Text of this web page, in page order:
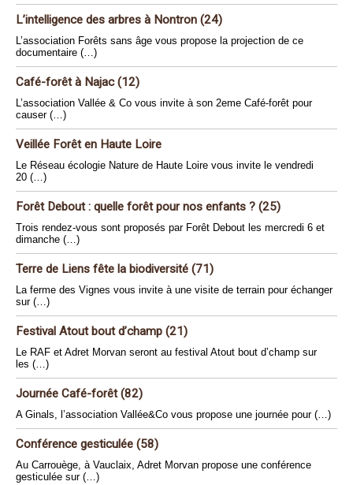
L’intelligence des arbres à Nontron (24)
L’association Forêts sans âge vous propose la projection de ce
documentaire (…)
Café-forêt à Najac (12)
L’association Vallée & Co vous invite à son 2eme Café-forêt pour
causer (…)
Veillée Forêt en Haute Loire
Le Réseau écologie Nature de Haute Loire vous invite le vendredi
20 (…)
Forêt Debout : quelle forêt pour nos enfants ? (25)
Trois rendez-vous sont proposés par Forêt Debout les mercredi 6 et
dimanche (…)
Terre de Liens fête la biodiversité (71)
La ferme des Vignes vous invite à une visite de terrain pour échanger
sur (…)
Festival Atout bout d’champ (21)
Le RAF et Adret Morvan seront au festival Atout bout d’champ sur
les (…)
Journée Café-forêt (82)
A Ginals, l’association Vallée&Co vous propose une journée pour (…)
Conférence gesticulée (58)
Au Carrouège, à Vauclaix, Adret Morvan propose une conférence
gesticulée sur (…)